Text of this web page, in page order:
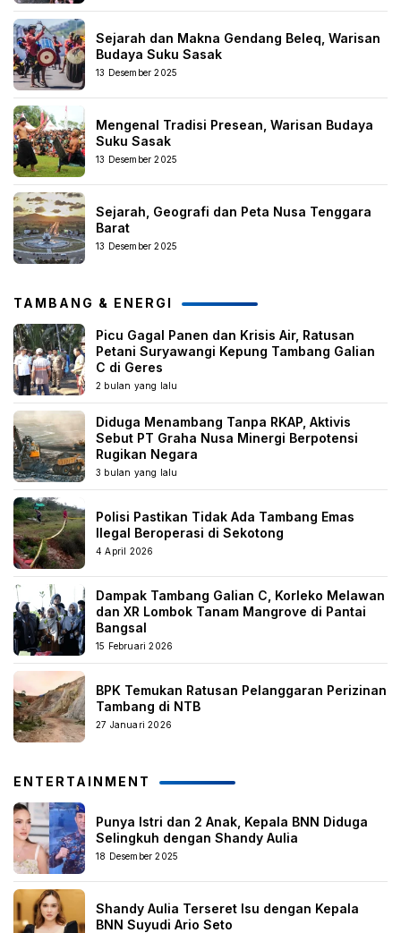
Sejarah dan Makna Gendang Beleq, Warisan
Budaya Suku Sasak
13 Desember 2025
Mengenal Tradisi Presean, Warisan Budaya
Suku Sasak
13 Desember 2025
Sejarah, Geografi dan Peta Nusa Tenggara
Barat
13 Desember 2025
TAMBANG & ENERGI
Picu Gagal Panen dan Krisis Air, Ratusan
Petani Suryawangi Kepung Tambang Galian
C di Geres
2 bulan yang lalu
Diduga Menambang Tanpa RKAP, Aktivis
Sebut PT Graha Nusa Minergi Berpotensi
Rugikan Negara
3 bulan yang lalu
Polisi Pastikan Tidak Ada Tambang Emas
Ilegal Beroperasi di Sekotong
4 April 2026
Dampak Tambang Galian C, Korleko Melawan
dan XR Lombok Tanam Mangrove di Pantai
Bangsal
15 Februari 2026
BPK Temukan Ratusan Pelanggaran Perizinan
Tambang di NTB
27 Januari 2026
ENTERTAINMENT
Punya Istri dan 2 Anak, Kepala BNN Diduga
Selingkuh dengan Shandy Aulia
18 Desember 2025
Shandy Aulia Terseret Isu dengan Kepala
BNN Suyudi Ario Seto